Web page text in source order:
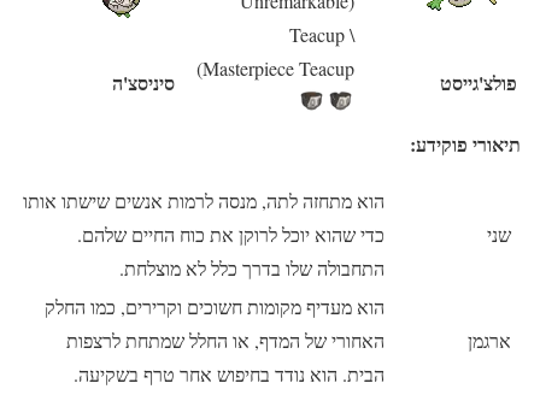
\ Teacup
Masterpiece Teacup)
פולצ'גייסט סיניסצ'ה
תיאורי פוקידע:
שני
הוא מתחזה לתה, מנסה לרמות אנשים שישתו אותו
כדי שהוא יוכל לרוקן את כוח החיים שלהם.
התחבולה שלו בדרך כלל לא מוצלחת.
ארגמן
הוא מעדיף מקומות חשוכים וקרירים, כמו החלק
האחורי של המדף, או החלל שמתחת לרצפות
הבית. הוא נודד בחיפוש אחר טרף בשקיעה.